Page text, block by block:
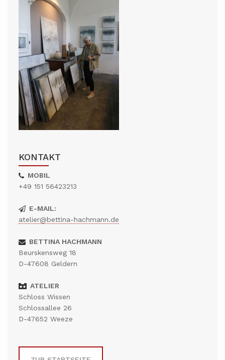
KONTAKT
MOBIL
+49 151 56423213
E-MAIL:
atelier@bettina-hachmann.de
BETTINA HACHMANN
Beurskensweg 18
D-47608 Geldern
ATELIER
Schloss Wissen
Schlossallee 26
D-47652 Weeze